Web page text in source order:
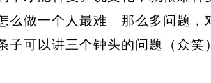
做一个人最难。那么多问题，
可以讲三个钟头的问题（众笑